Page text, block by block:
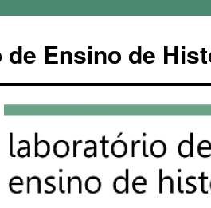
Ensino de